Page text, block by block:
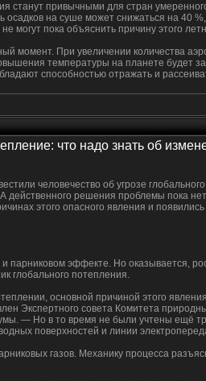
станут привычными для стран
осадков на суше может снижаться на 40
могут пока объяснить причину этого
момент. При увеличении количества
температуры на планете будет
способностью отражать и
что надо знать об
человечество об угрозе
решения проблемы пока
этого опасного явления и появились
парниковом эффекте. Но оказывается,
глобального потепления.
основной причиной этого
Экспертного совета Комитета
— Но в то время не были учтены ещё
поверхностей и линии
газов. Механику процесса